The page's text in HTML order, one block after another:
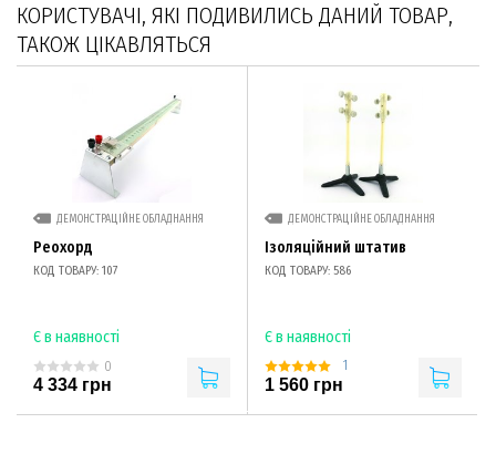
КОРИСТУВАЧІ, ЯКІ ПОДИВИЛИСЬ ДАНИЙ ТОВАР,
ТАКОЖ ЦІКАВЛЯТЬСЯ
ДЕМОНСТРАЦІЙНЕ ОБЛАДНАННЯ
Реохорд
КОД ТОВАРУ: 107
Є в наявності
0
4 334 грн
ДЕМОНСТРАЦІЙНЕ ОБЛАДНАННЯ
Ізоляційний штатив
КОД ТОВАРУ: 586
Є в наявності
1
1 560 грн